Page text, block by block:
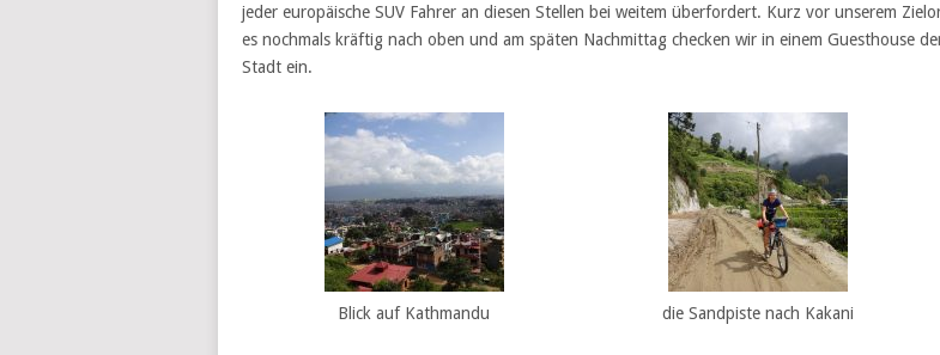
jeder europäische SUV Fahrer an diesen Stellen bei weitem überfordert. Kurz vor unserem
es nochmals kräftig nach oben und am späten Nachmittag checken wir in einem Guesthouse
Stadt ein.
Blick auf Kathmandu die Sandpiste nach Kakani